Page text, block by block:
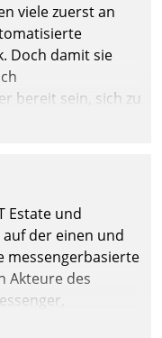
viele zuerst an
Doch damit sie
bereit sein, sich zu
werden sie an ihr
Estate und
der einen und
messengerbasierte
Akteure des
oder